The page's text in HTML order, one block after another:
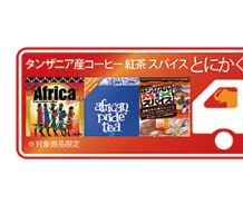
名ごとに2つのカテゴリーでご
→ 作家名 A―L
→ 作家名
1/15：2026年 バラカの福袋≪
～アフリカングッズ満杯～1
Nさまより 乳香フランキン
食べてみたくて買いました。青
容し難い香りがする、なんとも言
好きとか嫌いとかいう感覚より
スしているのを感じます。なん